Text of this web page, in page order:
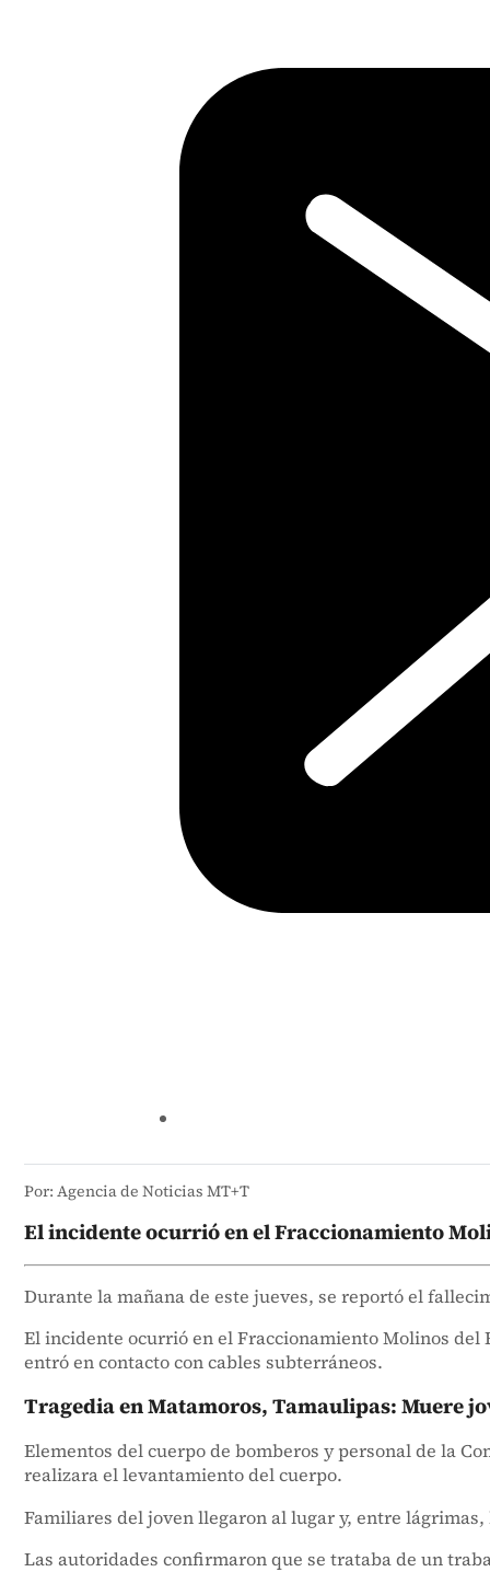
Por: Agencia de Noticias MT+T
El incidente ocurrió en el Fraccionamiento
Durante la mañana de este jueves, se reportó el
El incidente ocurrió en el Fraccionamiento Molinos del
entró en contacto con cables subterráneos.
Tragedia en Matamoros, Tamaulipas: Muere
Elementos del cuerpo de bomberos y personal de la
realizara el levantamiento del cuerpo.
Familiares del joven llegaron al lugar y, entre
Las autoridades confirmaron que se trataba de un